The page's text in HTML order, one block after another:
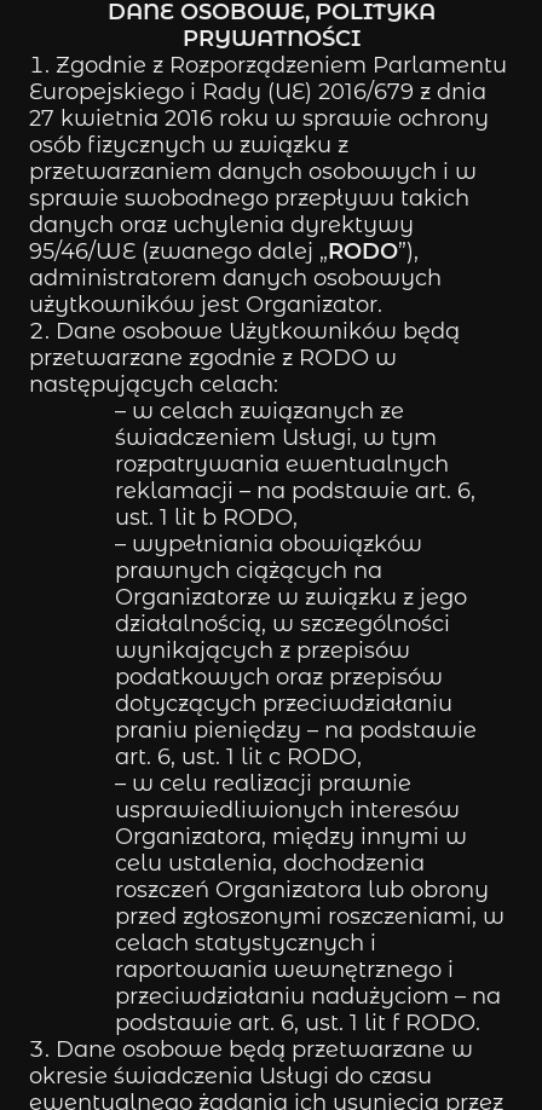
DANE OSOBOWE, POLITYKA
PRYWATNOŚCI
Zgodnie z Rozporządzeniem Parlamentu
Europejskiego i Rady (UE) 2016/679 z dnia
27 kwietnia 2016 roku w sprawie ochrony
osób fizycznych w związku z
przetwarzaniem danych osobowych i w
sprawie swobodnego przepływu takich
danych oraz uchylenia dyrektywy
95/46/WE (zwanego dalej „RODO”),
administratorem danych osobowych
użytkowników jest Organizator.
Dane osobowe Użytkowników będą
przetwarzane zgodnie z RODO w
następujących celach:
– w celach związanych ze
świadczeniem Usługi, w tym
rozpatrywania ewentualnych
reklamacji – na podstawie art. 6,
ust. 1 lit b RODO,
– wypełniania obowiązków
prawnych ciążących na
Organizatorze w związku z jego
działalnością, w szczególności
wynikających z przepisów
podatkowych oraz przepisów
dotyczących przeciwdziałaniu
praniu pieniędzy – na podstawie
art. 6, ust. 1 lit c RODO,
– w celu realizacji prawnie
usprawiedliwionych interesów
Organizatora, między innymi w
celu ustalenia, dochodzenia
roszczeń Organizatora lub obrony
przed zgłoszonymi roszczeniami, w
celach statystycznych i
raportowania wewnętrznego i
przeciwdziałaniu nadużyciom – na
podstawie art. 6, ust. 1 lit f RODO.
Dane osobowe będą przetwarzane w
okresie świadczenia Usługi do czasu
ewentualnego żądania ich usunięcia przez